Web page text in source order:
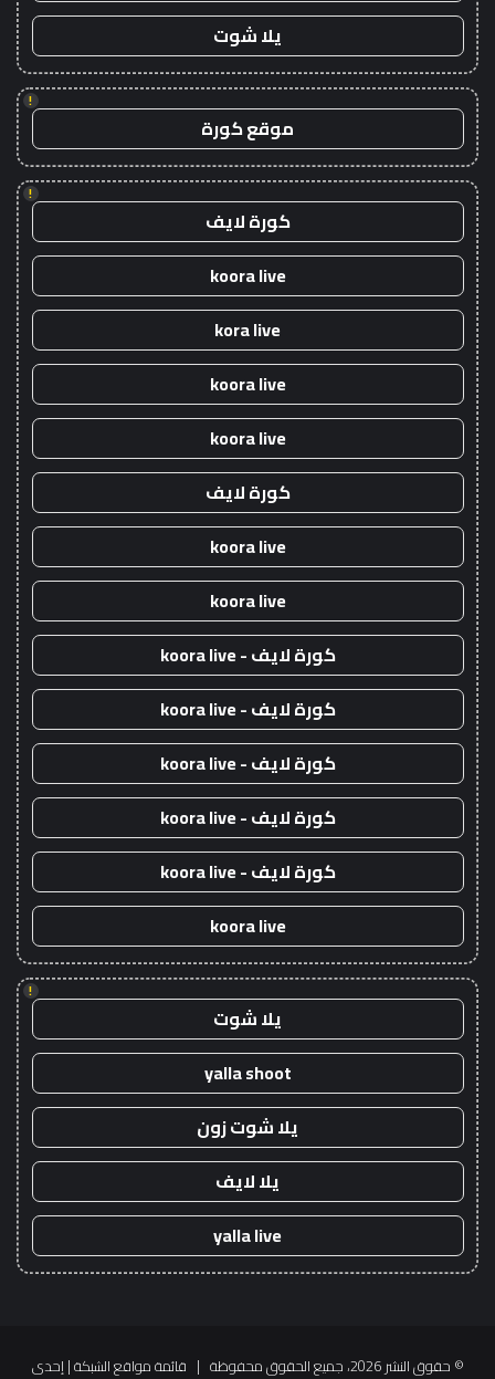
يلا شوت
!
موقع كورة
!
كورة لايف
koora live
kora live
koora live
koora live
كورة لايف
koora live
koora live
كورة لايف - koora live
كورة لايف - koora live
كورة لايف - koora live
كورة لايف - koora live
كورة لايف - koora live
koora live
!
يلا شوت
yalla shoot
يلا شوت زون
يلا لايف
yalla live
© حقوق النشر 2026، جميع الحقوق محفوظة | قائمة مواقع الشبكة| إحدى